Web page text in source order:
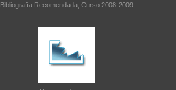
Bibliografía Recomendada, Curso 2008-2009